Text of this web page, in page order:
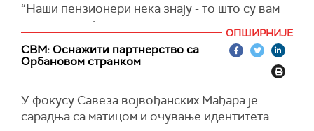
“Наши пензионери нека знају - то што су вам
отели пензије и то што су вам рекли да вам
никада неће отети пензије, знајте, после 17.
децембра и победе Србије, победе нашег
јединства, све пензије ће вам бити враћене“,
“СРБИЈА ПРОТИВ НАСИЉА-МИРОСЛАВ
МИКИ АЛЕКСИЋ-МАРИНИКА ТЕПИЋ".
ОПШИРНИЈЕ
СВМ: Оснажити партнерство са
Орбановом странком
У фокусу Савеза војвођанских Мађара је
сарадња са матицом и очување идентитета.